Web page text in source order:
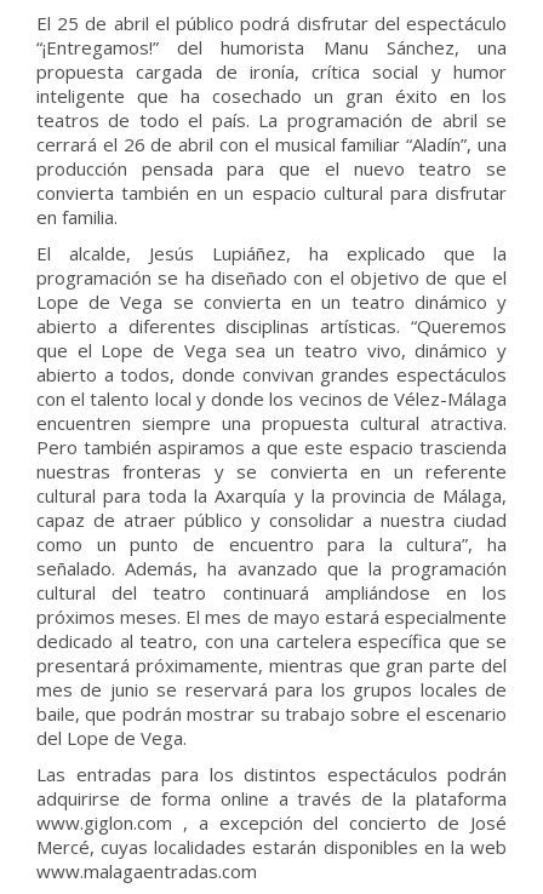
El 25 de abril el público podrá disfrutar del espectáculo
“¡Entregamos!” del humorista Manu Sánchez, una
propuesta cargada de ironía, crítica social y humor
inteligente que ha cosechado un gran éxito en los
teatros de todo el país. La programación de abril se
cerrará el 26 de abril con el musical familiar “Aladín”, una
producción pensada para que el nuevo teatro se
convierta también en un espacio cultural para disfrutar
en familia.
El alcalde, Jesús Lupiáñez, ha explicado que la
programación se ha diseñado con el objetivo de que el
Lope de Vega se convierta en un teatro dinámico y
abierto a diferentes disciplinas artísticas. “Queremos
que el Lope de Vega sea un teatro vivo, dinámico y
abierto a todos, donde convivan grandes espectáculos
con el talento local y donde los vecinos de Vélez-Málaga
encuentren siempre una propuesta cultural atractiva.
Pero también aspiramos a que este espacio trascienda
nuestras fronteras y se convierta en un referente
cultural para toda la Axarquía y la provincia de Málaga,
capaz de atraer público y consolidar a nuestra ciudad
como un punto de encuentro para la cultura”, ha
señalado. Además, ha avanzado que la programación
cultural del teatro continuará ampliándose en los
próximos meses. El mes de mayo estará especialmente
dedicado al teatro, con una cartelera específica que se
presentará próximamente, mientras que gran parte del
mes de junio se reservará para los grupos locales de
baile, que podrán mostrar su trabajo sobre el escenario
del Lope de Vega.
Las entradas para los distintos espectáculos podrán
adquirirse de forma online a través de la plataforma
www.giglon.com , a excepción del concierto de José
Mercé, cuyas localidades estarán disponibles en la web
www.malagaentradas.com